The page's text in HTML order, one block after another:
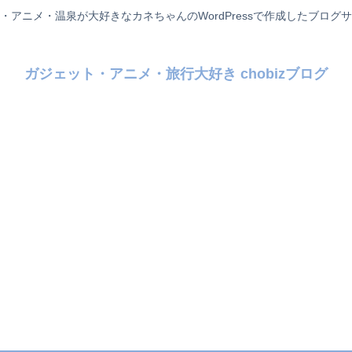
アニメ・温泉が大好きなカネちゃんのWordPressで作成したブログサ
ガジェット・アニメ・旅行大好き chobizブログ